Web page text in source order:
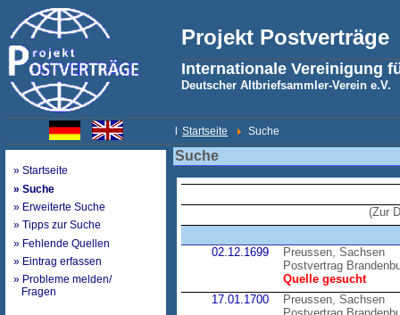
Projekt Postverträge
Internationale Vereinigung
Deutscher Altbriefsammler-Verein e.V.
Startseite Suche
» Startseite
» Suche
» Erweiterte Suche
» Tipps zur Suche
» Fehlende Quellen
» Eintrag erfassen
» Probleme melden/
Fragen
Suche
(Zur
02.12.1699
Preussen, Sachsen
Postvertrag
Quelle gesucht
17.01.1700
Preussen, Sachsen